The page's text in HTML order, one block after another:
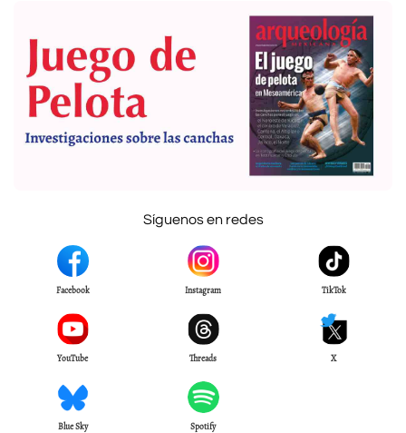
Síguenos en redes
Facebook Instagram TikTok
YouTube Threads X
Blue Sky Spotify